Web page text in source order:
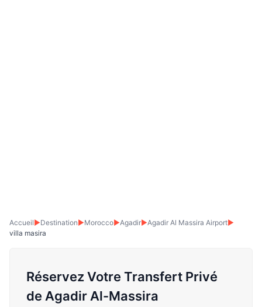
Accueil▶Destination▶Morocco▶Agadir▶Agadir Al Massira Airport▶
villa masira
Réservez Votre Transfert Privé
de Agadir Al-Massira